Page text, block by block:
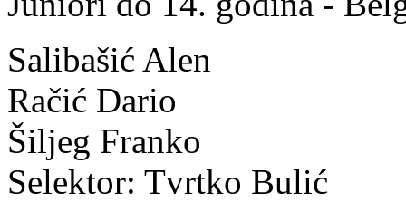
Salibašić Alen
Račić Dario
Šiljeg Franko
Selektor: Tvrtko Bulić